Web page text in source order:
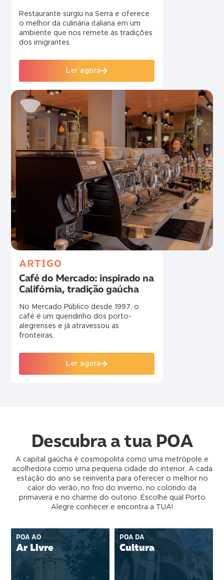
Restaurante surgiu na Serra e oferece
o melhor da culinária italiana em um
ambiente que nos remete às tradições
dos imigrantes
Ler agora
ARTIGO
Café do Mercado: inspirado na
Califórnia, tradição gaúcha
No Mercado Público desde 1997, o
café é um queridinho dos porto-
alegrenses e já atravessou as
fronteiras.
Ler agora
Descubra a tua POA
A capital gaúcha é cosmopolita como uma metrópole e
acolhedora como uma pequena cidade do interior. A cada
estação do ano se reinventa para oferecer o melhor no
calor do verão, no frio do inverno, no colorido da
primavera e no charme do outono. Escolhe qual Porto
Alegre conhecer e encontra a TUA!
POA AO
Ar Livre
POA DA
Cultura